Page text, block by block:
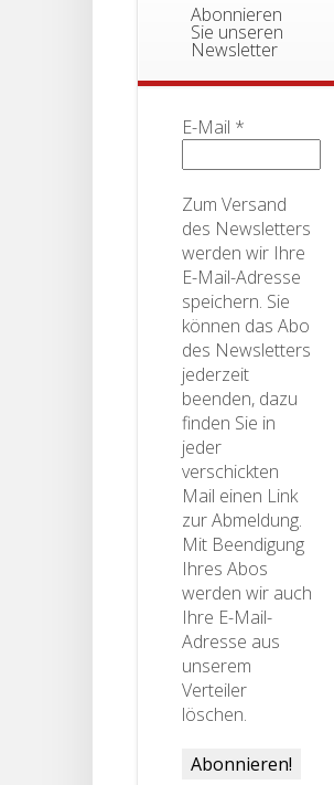
Abonnieren
Sie unseren
Newsletter
E-Mail *
Zum Versand
des Newsletters
werden wir Ihre
E-Mail-Adresse
speichern. Sie
können das Abo
des Newsletters
jederzeit
beenden, dazu
finden Sie in
jeder
verschickten
Mail einen Link
zur Abmeldung.
Mit Beendigung
Ihres Abos
werden wir auch
Ihre E-Mail-
Adresse aus
unserem
Verteiler
löschen.